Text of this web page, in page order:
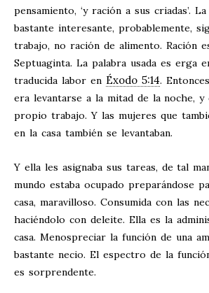
pensamiento, ‘y ración a sus criadas’.
bastante interesante, probablemente,
trabajo, no ración de alimento. Ración
Septuaginta. La palabra usada es erga
traducida labor en Éxodo 5:14.
era levantarse a la mitad de la noche, y
propio trabajo. Y las mujeres que
en la casa también se levantaban.
Y ella les asignaba sus tareas, de tal
mundo estaba ocupado preparándose
casa, maravilloso. Consumida con las
haciéndolo con deleite. Ella es la
casa. Menospreciar la función de una
bastante necio. El espectro de la
es sorprendente.